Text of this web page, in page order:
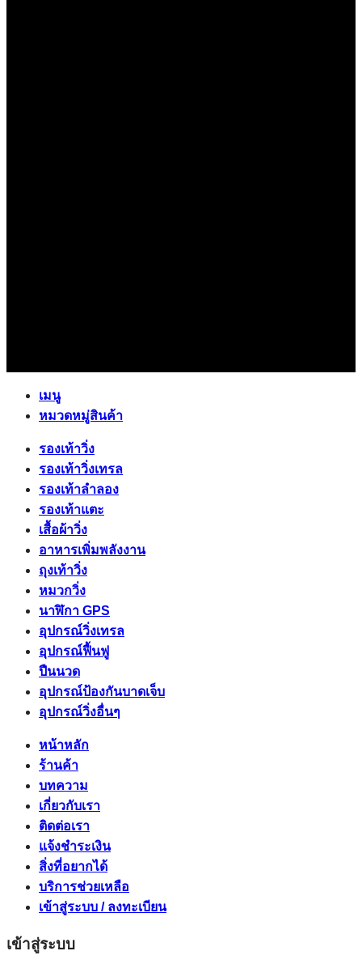
เมนู
หมวดหมู่สินค้า
รองเท้าวิ่ง
รองเท้าวิ่งเทรล
รองเท้าลำลอง
รองเท้าแตะ
เสื้อผ้าวิ่ง
อาหารเพิ่มพลังงาน
ถุงเท้าวิ่ง
หมวกวิ่ง
นาฬิกา GPS
อุปกรณ์วิ่งเทรล
อุปกรณ์ฟื้นฟู
ปืนนวด
อุปกรณ์ป้องกันบาดเจ็บ
อุปกรณ์วิ่งอื่นๆ
หน้าหลัก
ร้านค้า
บทความ
เกี่ยวกับเรา
ติดต่อเรา
แจ้งชำระเงิน
สิ่งที่อยากได้
บริการช่วยเหลือ
เข้าสู่ระบบ / ลงทะเบียน
เข้าสู่ระบบ